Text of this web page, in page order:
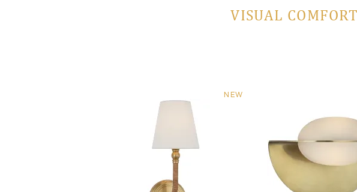
VISUAL
NEW